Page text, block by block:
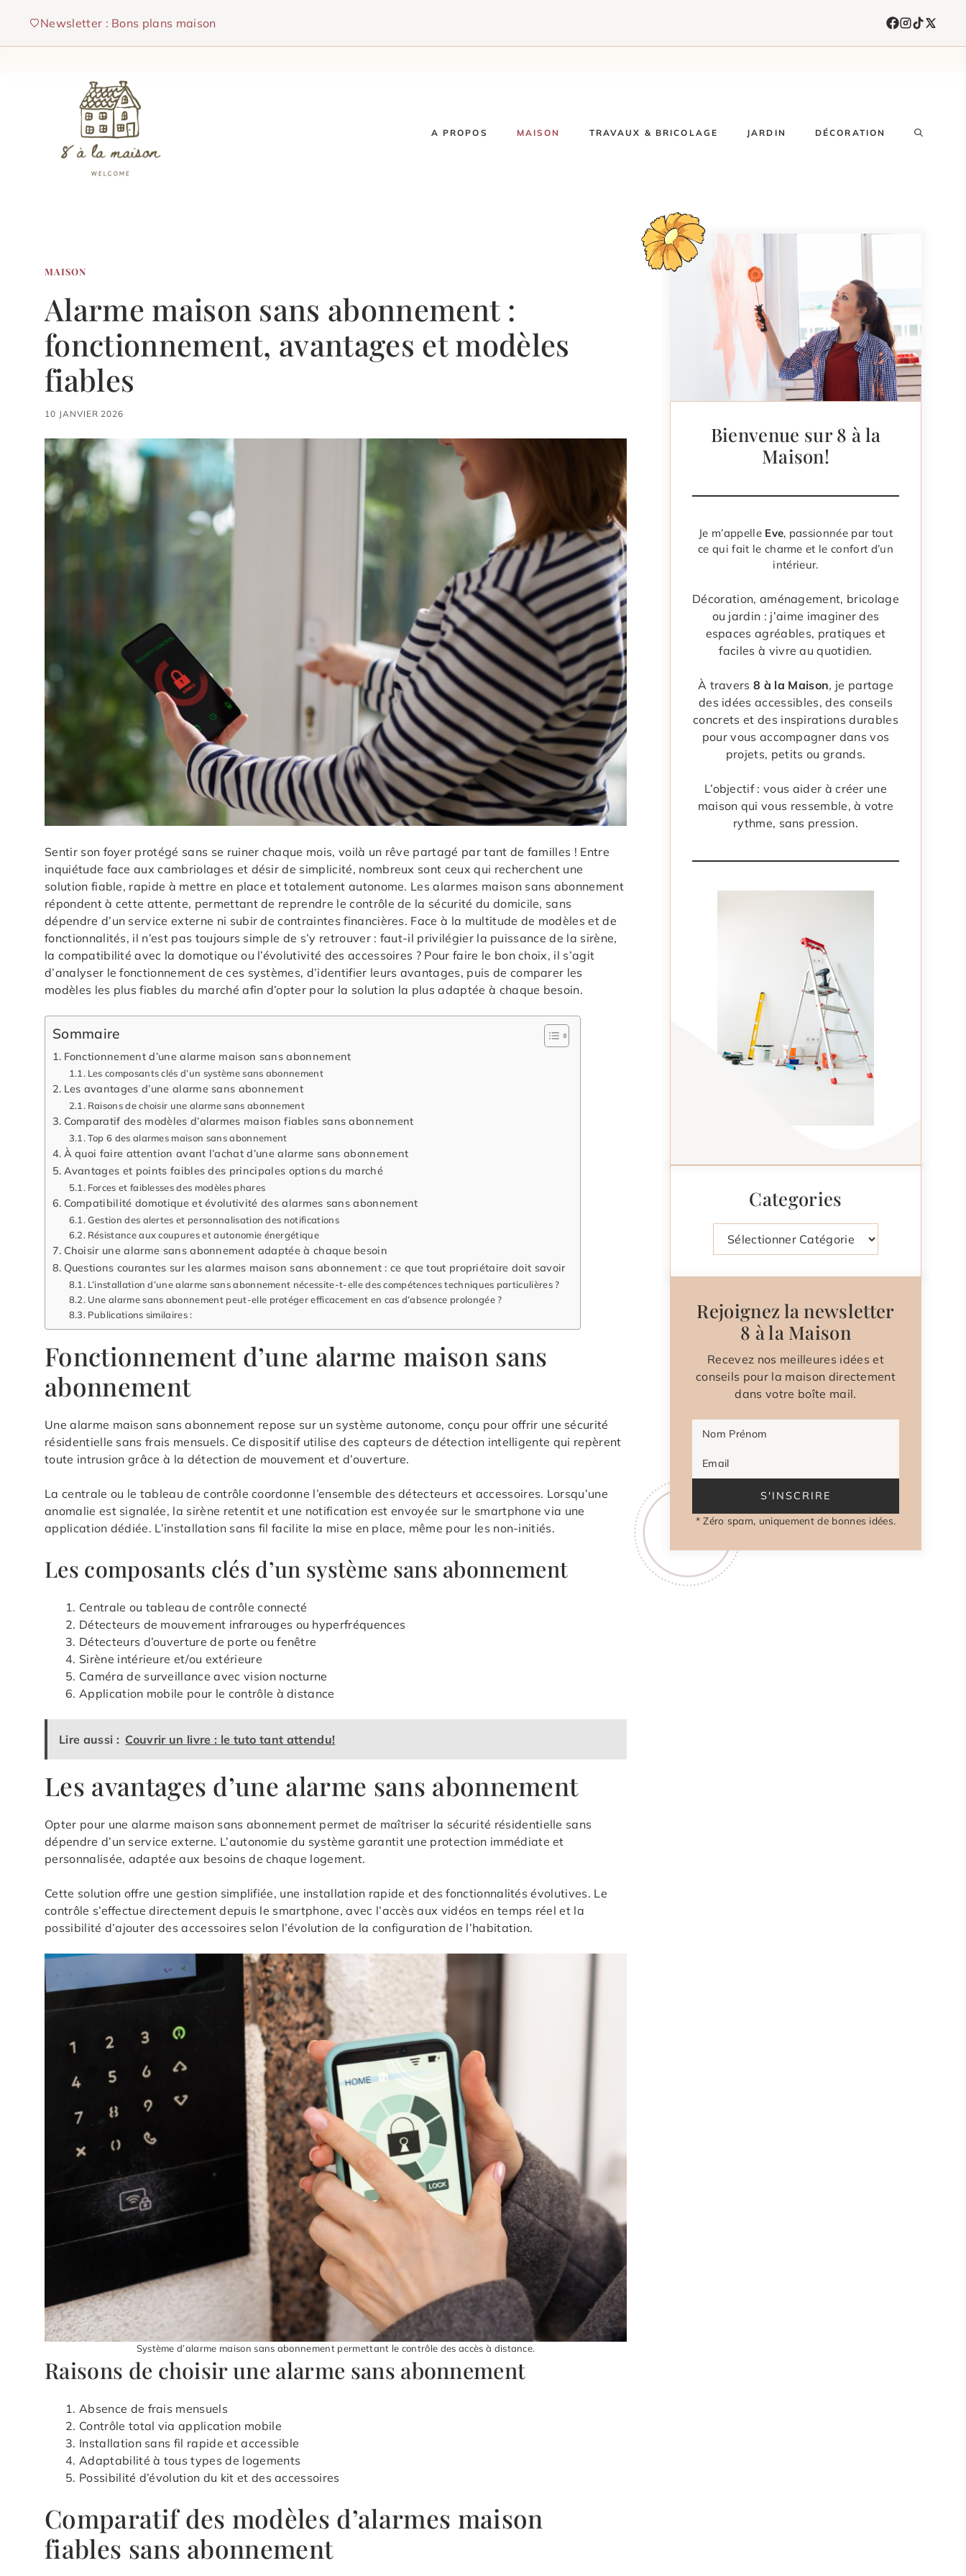
contenu
Newsletter : Bons plans maison
A PROPOS MAISON TRAVAUX & BRICOLAGE JARDIN DÉCORATION
MAISON
Alarme maison sans abonnement :
fonctionnement, avantages et modèles
fiables
10 JANVIER 2026
Sentir son foyer protégé sans se ruiner chaque mois, voilà un rêve partagé par tant de familles ! Entre
inquiétude face aux cambriolages et désir de simplicité, nombreux sont ceux qui recherchent une
solution fiable, rapide à mettre en place et totalement autonome. Les alarmes maison sans abonnement
répondent à cette attente, permettant de reprendre le contrôle de la sécurité du domicile, sans
dépendre d’un service externe ni subir de contraintes financières. Face à la multitude de modèles et de
fonctionnalités, il n’est pas toujours simple de s’y retrouver : faut-il privilégier la puissance de la sirène,
la compatibilité avec la domotique ou l’évolutivité des accessoires ? Pour faire le bon choix, il s’agit
d’analyser le fonctionnement de ces systèmes, d’identifier leurs avantages, puis de comparer les
modèles les plus fiables du marché afin d’opter pour la solution la plus adaptée à chaque besoin.
Sommaire
Fonctionnement d’une alarme maison sans abonnement
Les composants clés d’un système sans abonnement
Les avantages d’une alarme sans abonnement
Raisons de choisir une alarme sans abonnement
Comparatif des modèles d’alarmes maison fiables sans abonnement
Top 6 des alarmes maison sans abonnement
À quoi faire attention avant l’achat d’une alarme sans abonnement
Avantages et points faibles des principales options du marché
Forces et faiblesses des modèles phares
Compatibilité domotique et évolutivité des alarmes sans abonnement
Gestion des alertes et personnalisation des notifications
Résistance aux coupures et autonomie énergétique
Choisir une alarme sans abonnement adaptée à chaque besoin
Questions courantes sur les alarmes maison sans abonnement : ce que tout propriétaire doit savoir
L’installation d’une alarme sans abonnement nécessite-t-elle des compétences techniques particulières ?
Une alarme sans abonnement peut-elle protéger efficacement en cas d’absence prolongée ?
Publications similaires :
Fonctionnement d’une alarme maison sans
abonnement
Une alarme maison sans abonnement repose sur un système autonome, conçu pour offrir une sécurité
résidentielle sans frais mensuels. Ce dispositif utilise des capteurs de détection intelligente qui repèrent
toute intrusion grâce à la détection de mouvement et d’ouverture.
La centrale ou le tableau de contrôle coordonne l’ensemble des détecteurs et accessoires. Lorsqu’une
anomalie est signalée, la sirène retentit et une notification est envoyée sur le smartphone via une
application dédiée. L’installation sans fil facilite la mise en place, même pour les non-initiés.
Les composants clés d’un système sans abonnement
Centrale ou tableau de contrôle connecté
Détecteurs de mouvement infrarouges ou hyperfréquences
Détecteurs d’ouverture de porte ou fenêtre
Sirène intérieure et/ou extérieure
Caméra de surveillance avec vision nocturne
Application mobile pour le contrôle à distance
Lire aussi : Couvrir un livre : le tuto tant attendu!
Les avantages d’une alarme sans abonnement
Opter pour une alarme maison sans abonnement permet de maîtriser la sécurité résidentielle sans
dépendre d’un service externe. L’autonomie du système garantit une protection immédiate et
personnalisée, adaptée aux besoins de chaque logement.
Cette solution offre une gestion simplifiée, une installation rapide et des fonctionnalités évolutives. Le
contrôle s’effectue directement depuis le smartphone, avec l’accès aux vidéos en temps réel et la
possibilité d’ajouter des accessoires selon l’évolution de la configuration de l’habitation.
Système d’alarme maison sans abonnement permettant le contrôle des accès à distance.
Raisons de choisir une alarme sans abonnement
Absence de frais mensuels
Contrôle total via application mobile
Installation sans fil rapide et accessible
Adaptabilité à tous types de logements
Possibilité d’évolution du kit et des accessoires
Comparatif des modèles d’alarmes maison
fiables sans abonnement
Bienvenue sur 8 à la
Maison!
Je m’appelle Eve, passionnée par tout
ce qui fait le charme et le confort d’un
intérieur.
Décoration, aménagement, bricolage
ou jardin : j’aime imaginer des
espaces agréables, pratiques et
faciles à vivre au quotidien.
À travers8 à la Maison, je partage
des idées accessibles, des conseils
concrets et des inspirations durables
pour vous accompagner dans vos
projets, petits ou grands.
L’objectif : vous aider à créer une
maison qui vous ressemble, à votre
rythme, sans pression.
Categories
Catégories
Rejoignez la newsletter
8 à la Maison
Recevez nos meilleures idées et
conseils pour la maison directement
dans votre boîte mail.
Nom Prénom
Email
S'INSCRIRE
* Zéro spam, uniquement de bonnes idées.